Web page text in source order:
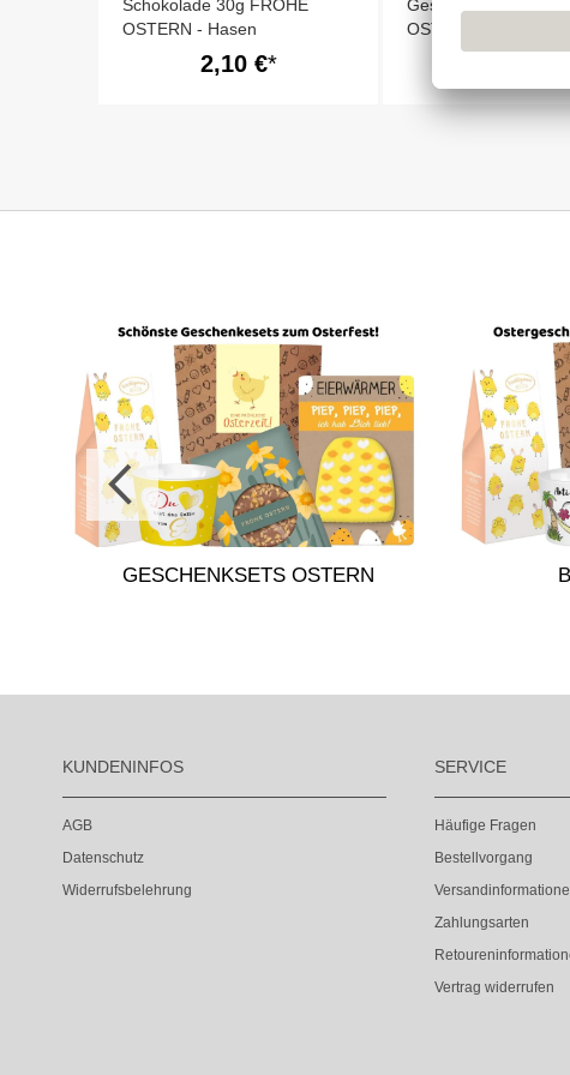
Schokolade 30g FROHE
OSTERN - Hasen
2,10 €
Geschenktüte FROHE
OSTERN MEIN
HASE # 9
GESCHENKSETS OSTERN
KUNDENINFOS
AGB
Datenschutz
Widerrufsbelehrung
SERVICE
Häufige Fragen
Bestellvorgang
Zahlungsarten
Vertrag widerrufen